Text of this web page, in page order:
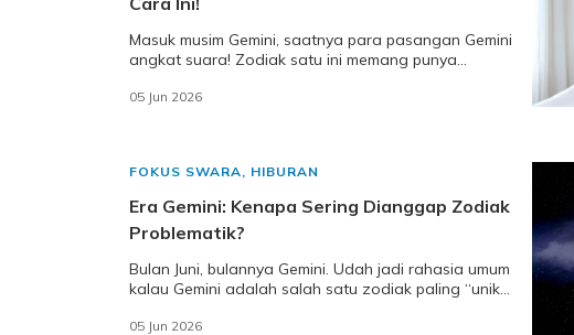
Masuk musim Gemini, saatnya para pasangan Gemini
angkat suara! Zodiak satu ini memang punya
susah dit
05 Jun 2026
FOKUS SWARA, HIBURAN
Era Gemini: Kenapa Sering Dianggap Zodiak
Problematik?
Bulan Juni, bulannya Gemini. Udah jadi rahasia umum
kalau Gemini adalah salah satu zodiak paling “unik”.
05 Jun 2026